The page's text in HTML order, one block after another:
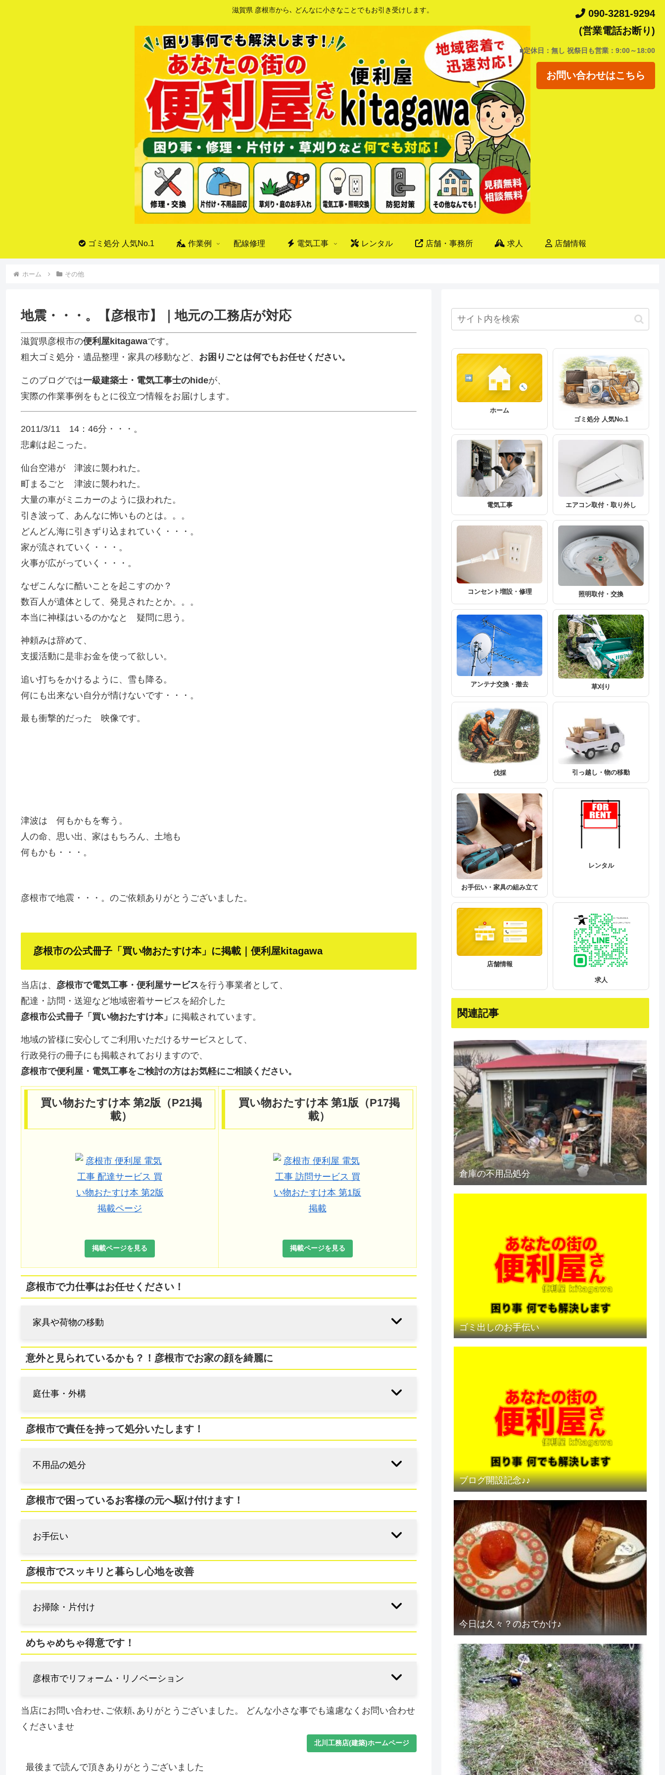
滋賀県 彦根市から､ どんなに小さなことでもお引き受けします。
090-3281-9294
(営業電話お断り)
■定休日：無し 祝祭日も営業：9:00～18:00
お問い合わせはこちら
ゴミ処分 人気No.1 作業例 配線修理 電気工事 レンタル 店舗・事務所 求人 店舗情報
ホーム その他
地震・・・。【彦根市】｜地元の工務店が対応
滋賀県彦根市の便利屋kitagawaです。
粗大ゴミ処分・遺品整理・家具の移動など、 お困りごとは何でもお任せください。
このブログでは一級建築士・電気工事士のhideが、
実際の作業事例をもとに役立つ情報をお届けします。
2011/3/11 14：46分・・・。
悲劇は起こった。
仙台空港が 津波に襲われた。
町まるごと 津波に襲われた。
大量の車がミニカーのように扱われた。
引き波って、あんなに怖いものとは。。。
どんどん海に引きずり込まれていく・・・。
家が流されていく・・・。
火事が広がっていく・・・。
なぜこんなに酷いことを起こすのか？
数百人が遺体として、発見されたとか。。。
本当に神様はいるのかなと 疑問に思う。
神頼みは辞めて、
支援活動に是非お金を使って欲しい。
追い打ちをかけるように、雪も降る。
何にも出来ない自分が情けないです・・・。
最も衝撃的だった 映像です。
津波は 何もかもを奪う。
人の命、思い出、家はもちろん、土地も
何もかも・・・。
彦根市で地震・・・。のご依頼ありがとうございました。
彦根市の公式冊子「買い物おたすけ本」に掲載｜便利屋kitagawa
当店は、 彦根市で電気工事・便利屋サービスを行う事業者として、
配達・訪問・送迎など地域密着サービスを紹介した
彦根市公式冊子「買い物おたすけ本」 に掲載されています。
地域の皆様に安心してご利用いただけるサービスとして、
行政発行の冊子にも掲載されておりますので、
彦根市で便利屋・電気工事をご検討の方はお気軽にご相談ください。
買い物おたすけ本 第2版（P21掲
載）
掲載ページを見る
買い物おたすけ本 第1版（P17掲
載）
掲載ページを見る
彦根市で力仕事はお任せください！
家具や荷物の移動
意外と見られているかも？！彦根市でお家の顔を綺麗に
庭仕事・外構
彦根市で責任を持って処分いたします！
不用品の処分
彦根市で困っているお客様の元へ駆け付けます！
お手伝い
彦根市でスッキリと暮らし心地を改善
お掃除・片付け
めちゃめちゃ得意です！
彦根市でリフォーム・リノベーション
当店にお問い合わせ､ご依頼､ありがとうございました。 どんな小さな事でも遠慮なくお問い合わせ
くださいませ
北川工務店(建築)ホームページ
最後まで読んで頂きありがとうございました
ホーム
ゴミ処分 人気No.1
電気工事 エアコン取付・取り外し
コンセント増設・修理 照明取付・交換
アンテナ交換・撤去 草刈り
伐採 引っ越し・物の移動
お手伝い・家具の組み立て
レンタル
店舗情報
求人
関連記事
倉庫の不用品処分
ゴミ出しのお手伝い
ブログ開設記念♪♪
今日は久々？のおでかけ♪